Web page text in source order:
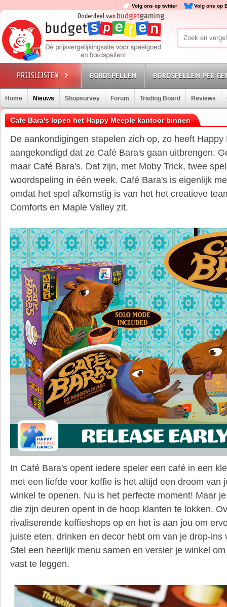
Volg ons op twitter Volg ons op
BORDSPELLEN BORDSPELLEN PER
Home Nieuws Shopsurvey Forum Trading Board Reviews
Cafe Bara's lopen het Happy Meeple kantoor binnen
De aankondigingen stapelen zich op, zo heeft Happy
aangekondigd dat ze Café Bara's gaan uitbrengen.
maar Café Bara's. Dat zijn, met Moby Trick, twee
woordspeling in één week. Café Bara's is eigenlijk
omdat het spel afkomstig is van het het creatieve
Comforts en Maple Valley zit.
In Café Bara's opent iedere speler een café in een
met een liefde voor koffie is het altijd een droom van
winkel te openen. Nu is het perfecte moment! Maar
die zijn deuren opent in de hoop klanten te lokken.
rivaliserende koffieshops op en het is aan jou om
juiste eten, drinken en decor hebt om van je drop-ins
Stel een heerlijk menu samen en versier je winkel
vast te leggen.